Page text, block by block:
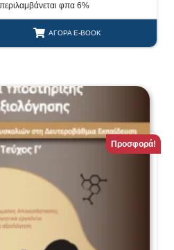
φπα 6%
ΑΓΟΡΆ E-BOOK
Προσφορά!